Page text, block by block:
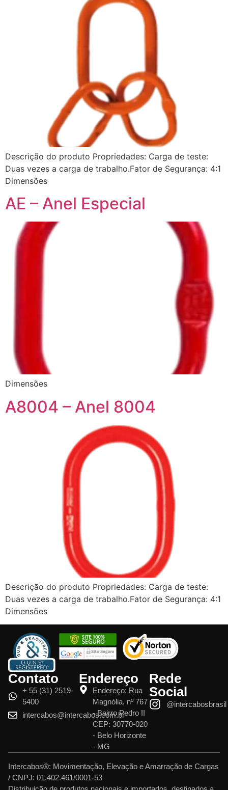
Descrição do produto Propriedades: Carga de teste:
Duas vezes a carga de trabalho.Fator de Segurança: 4:1
Dimensões
AE – Anel Especial
Dimensões
A8004 – Anel 8004
Descrição do produto Propriedades: Carga de teste:
Duas vezes a carga de trabalho.Fator de Segurança: 4:1
Dimensões
Contato
+ 55 (31) 2519-
5400
intercabos@intercabos.com.br
Endereço
Endereço: Rua
Magnólia, nº 767
- Bairro Pedro II
CEP: 30770-020
- Belo Horizonte
- MG
Rede
Social
@intercabosbrasil
Intercabos®: Movimentação, Elevação e Amarração de Cargas
/ CNPJ: 01.402.461/0001-53